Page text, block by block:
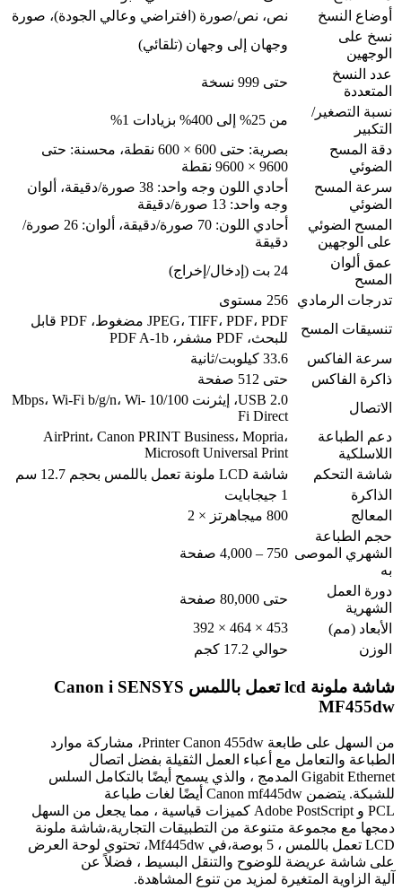
أوضاع النسخ
نص، نص/صورة (افتراضي وعالي الجودة)، صورة
نسخ على
الوجهين
وجهان إلى وجهان (تلقائي)
عدد النسخ
المتعددة
حتى 999 نسخة
نسبة التصغير/
التكبير
من 25% إلى 400% بزيادات 1%
دقة المسح
الضوئي
بصرية: حتى 600 × 600 نقطة، محسنة: حتى
9600 × 9600 نقطة
سرعة المسح
الضوئي
أحادي اللون وجه واحد: 38 صورة/دقيقة، ألوان
وجه واحد: 13 صورة/دقيقة
المسح الضوئي
على الوجهين
أحادي اللون: 70 صورة/دقيقة، ألوان: 26 صورة/
دقيقة
عمق ألوان
المسح
24 بت (إدخال/إخراج)
تدرجات الرمادي
256 مستوى
تنسيقات المسح
JPEG، TIFF، PDF، PDF مضغوط، PDF قابل
للبحث، PDF مشفر، PDF A-1b
سرعة الفاكس
33.6 كيلوبت/ثانية
ذاكرة الفاكس
حتى 512 صفحة
الاتصال
USB 2.0، إيثرنت 10/100 Mbps، Wi-Fi b/g/n، Wi-
Fi Direct
دعم الطباعة
اللاسلكية
AirPrint، Canon PRINT Business، Mopria،
Microsoft Universal Print
شاشة التحكم
شاشة LCD ملونة تعمل باللمس بحجم 12.7 سم
الذاكرة
1 جيجابايت
المعالج
800 ميجاهرتز × 2
حجم الطباعة
الشهري الموصى
به
750 – 4,000 صفحة
دورة العمل
الشهرية
حتى 80,000 صفحة
الأبعاد (مم)
453 × 464 × 392
الوزن
حوالي 17.2 كجم
شاشة ملونة lcd تعمل باللمس Canon i SENSYS
MF455dw
من السهل على طابعة Printer Canon 455dw، مشاركة موارد
الطباعة والتعامل مع أعباء العمل الثقيلة بفضل اتصال
Gigabit Ethernet المدمج ، والذي يسمح أيضًا بالتكامل السلس
للشبكة. يتضمن Canon mf445dw أيضًا لغات طباعة
PCL و Adobe PostScript كميزات قياسية ، مما يجعل من السهل
دمجها مع مجموعة متنوعة من التطبيقات التجارية،شاشة ملونة
LCD تعمل باللمس ، 5 بوصة،في Mf445dw، تحتوي لوحة العرض
على شاشة عريضة للوضوح والتنقل البسيط ، فضلاً عن
آلية الزاوية المتغيرة لمزيد من تنوع المشاهدة.